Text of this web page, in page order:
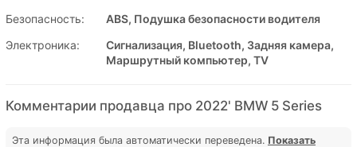
Безопасность:
ABS, Подушка безопасности водителя
Электроника:
Сигнализация, Bluetooth, Задняя камера,
Маршрутный компьютер, TV
Комментарии продавца про 2022' BMW 5 Series
Эта информация была автоматически переведена. Показать